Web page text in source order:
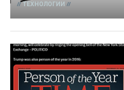
ТЕХНОЛОГИИ